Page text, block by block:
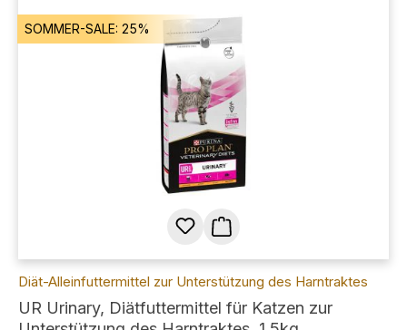
SOMMER-SALE: 25%
Diät-Alleinfuttermittel zur Unterstützung des Harntraktes
UR Urinary, Diätfuttermittel für Katzen zur